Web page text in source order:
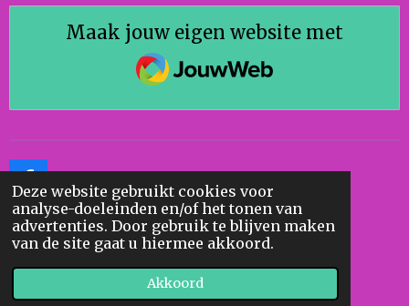
Deze website gebruikt cookies voor
analyse-doeleinden en/of het tonen van
advertenties. Door gebruik te blijven maken
van de site gaat u hiermee akkoord.
Akkoord
e
l
r
e
n
Maak jouw eigen website met
JouwWeb
F
a
c
e
b
o
F
c